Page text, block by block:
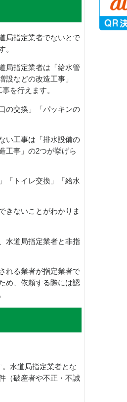
局指定業者でないとで
。
局指定業者は「給水管
設などの改造工事」
を行えます。
の交換」「パッキンの
い工事は「排水設備の
工事」の2つが挙げら
「トイレ交換」「給水
きないことがわかりま
水道局指定業者と非指
れる業者が指定業者で
め、依頼する際には認
水道局指定業者とな
（破産者や不正・不誠